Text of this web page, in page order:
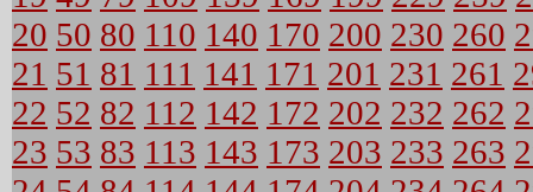
20 50 80 110 140 170 200 230 260
21 51 81 111 141 171 201 231 261
22 52 82 112 142 172 202 232 262
23 53 83 113 143 173 203 233 263